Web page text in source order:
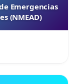
Emergencias
(NMEAD)